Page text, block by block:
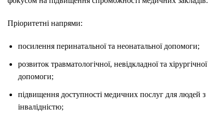
Пріоритетні напрями:
посилення перинатальної та неонатальної допомоги;
розвиток травматологічної, невідкладної та хірургічної
допомоги;
підвищення доступності медичних послуг для людей з
інвалідністю;